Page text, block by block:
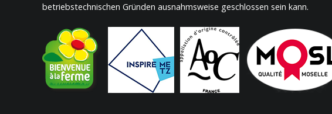
betriebstechnischen Gründen ausnahmsweise geschlossen sein kann.